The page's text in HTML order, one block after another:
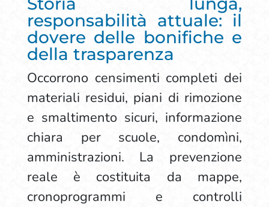
responsabilità attuale: il
dovere delle bonifiche e
della trasparenza
Occorrono censimenti completi dei
materiali residui, piani di rimozione
e smaltimento sicuri, informazione
chiara per scuole, condomìni,
amministrazioni. La prevenzione
reale è costituita da mappe,
cronoprogrammi e controlli